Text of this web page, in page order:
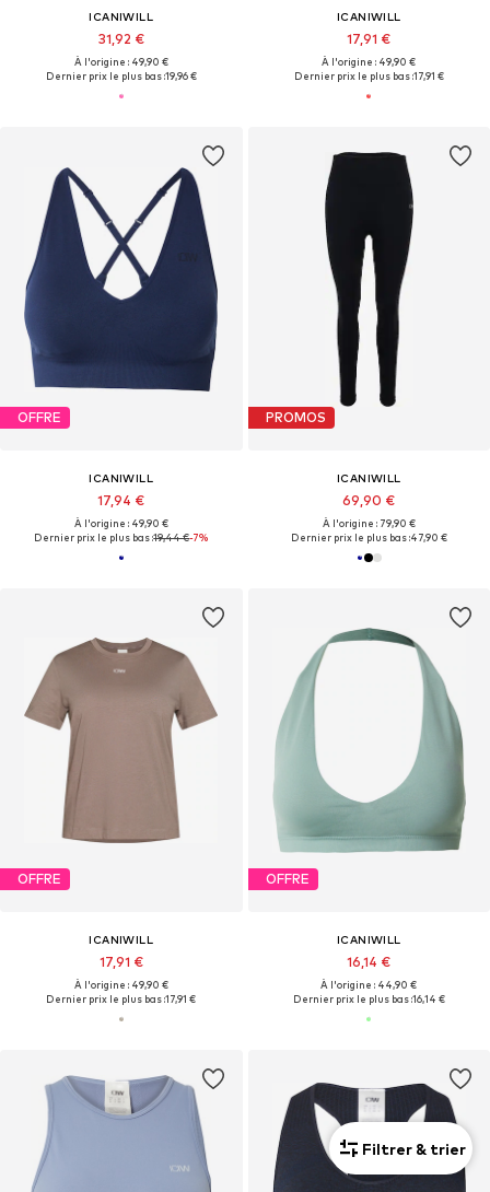
ICANIWILL
31,92 €
À l'origine : 49,90 €
Dernier prix le plus bas :19,96 €
ICANIWILL
17,91 €
À l'origine : 49,90 €
Dernier prix le plus bas :17,91 €
OFFRE
ICANIWILL
17,94 €
À l'origine : 49,90 €
Dernier prix le plus bas :19,44 €-7%
PROMOS
ICANIWILL
69,90 €
À l'origine : 79,90 €
Dernier prix le plus bas :47,90 €
OFFRE
ICANIWILL
17,91 €
À l'origine : 49,90 €
Dernier prix le plus bas :17,91 €
OFFRE
ICANIWILL
16,14 €
À l'origine : 44,90 €
Dernier prix le plus bas :16,14 €
Filtrer & trier